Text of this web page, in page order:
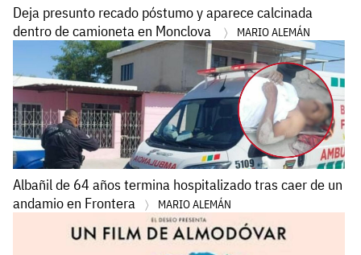
Deja presunto recado póstumo y aparece calcinada
dentro de camioneta en Monclova
MARIO ALEMÁN
Albañil de 64 años termina hospitalizado tras caer de un
andamio en Frontera
MARIO ALEMÁN